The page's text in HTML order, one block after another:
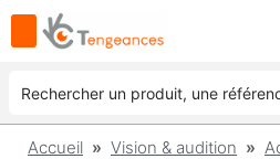
Accueil » Vision & audition »